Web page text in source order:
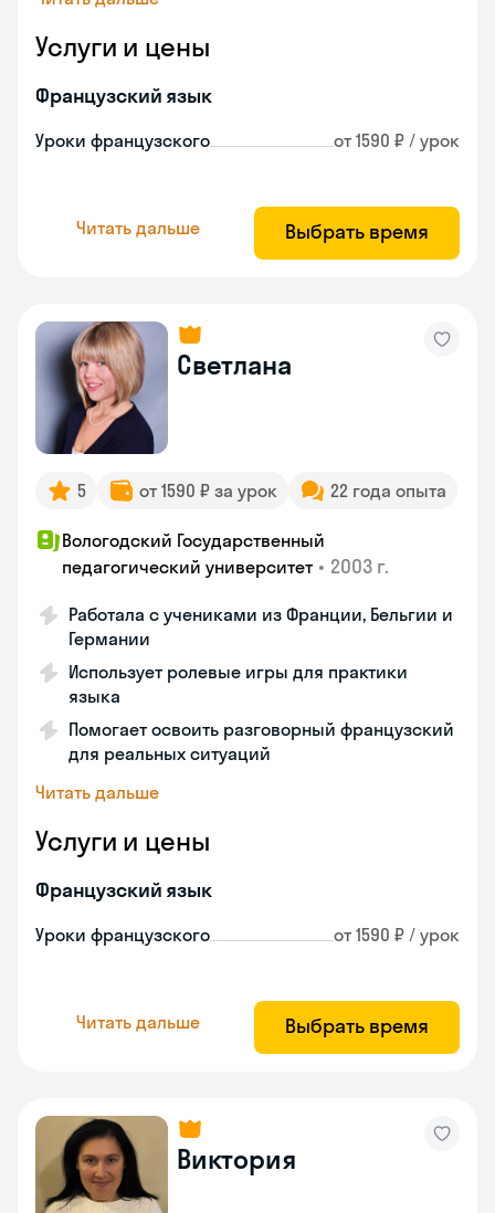
Услуги и цены
Французский язык
Уроки французского от 1590 ₽ / урок
Читать дальше Выбрать время
Светлана
5 от 1590 ₽ за урок 22 года опыта
Вологодский Государственный
педагогический университет • 2003 г.
Работала с учениками из Франции, Бельгии и
Германии
Использует ролевые игры для практики
языка
Помогает освоить разговорный французский
для реальных ситуаций
Читать дальше
Услуги и цены
Французский язык
Уроки французского от 1590 ₽ / урок
Читать дальше Выбрать время
Виктория